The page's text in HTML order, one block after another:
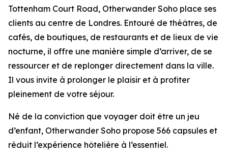
Tottenham Court Road, Otherwander Soho place ses
clients au centre de Londres. Entouré de théâtres, de
cafés, de boutiques, de restaurants et de lieux de vie
nocturne, il offre une manière simple d’arriver, de se
ressourcer et de replonger directement dans la ville.
Il vous invite à prolonger le plaisir et à profiter
pleinement de votre séjour.
Né de la conviction que voyager doit être un jeu
d’enfant, Otherwander Soho propose 566 capsules et
réduit l’expérience hôtelière à l’essentiel.